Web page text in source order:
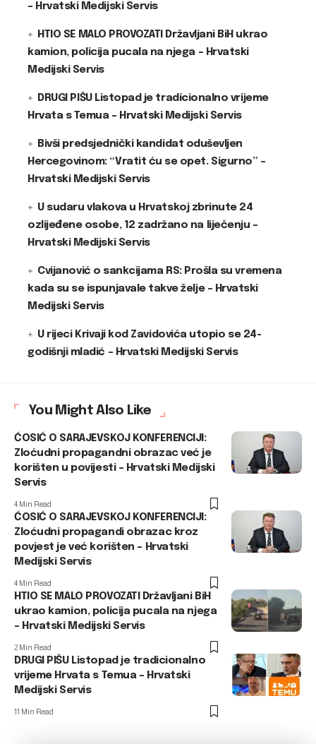
– Hrvatski Medijski Servis
HTIO SE MALO PROVOZATI Državljani BiH ukrao
kamion, policija pucala na njega – Hrvatski
Medijski Servis
DRUGI PIŠU Listopad je tradicionalno vrijeme
Hrvata s Temua – Hrvatski Medijski Servis
Bivši predsjednički kandidat oduševljen
Hercegovinom: “Vratit ću se opet. Sigurno” –
Hrvatski Medijski Servis
U sudaru vlakova u Hrvatskoj zbrinute 24
ozlijeđene osobe, 12 zadržano na liječenju –
Hrvatski Medijski Servis
Cvijanović o sankcijama RS: Prošla su vremena
kada su se ispunjavale takve želje – Hrvatski
Medijski Servis
U rijeci Krivaji kod Zavidovića utopio se 24-
godišnji mladić – Hrvatski Medijski Servis
You Might Also Like
ĆOSIĆ O SARAJEVSKOJ KONFERENCIJI:
Zloćudni propagandni obrazac već je
korišten u povijesti – Hrvatski Medijski
Servis
4 Min Read
ĆOSIĆ O SARAJEVSKOJ KONFERENCIJI:
Zloćudni propagandi obrazac kroz
povjest je već korišten – Hrvatski
Medijski Servis
4 Min Read
HTIO SE MALO PROVOZATI Državljani BiH
ukrao kamion, policija pucala na njega
– Hrvatski Medijski Servis
2 Min Read
DRUGI PIŠU Listopad je tradicionalno
vrijeme Hrvata s Temua – Hrvatski
Medijski Servis
11 Min Read